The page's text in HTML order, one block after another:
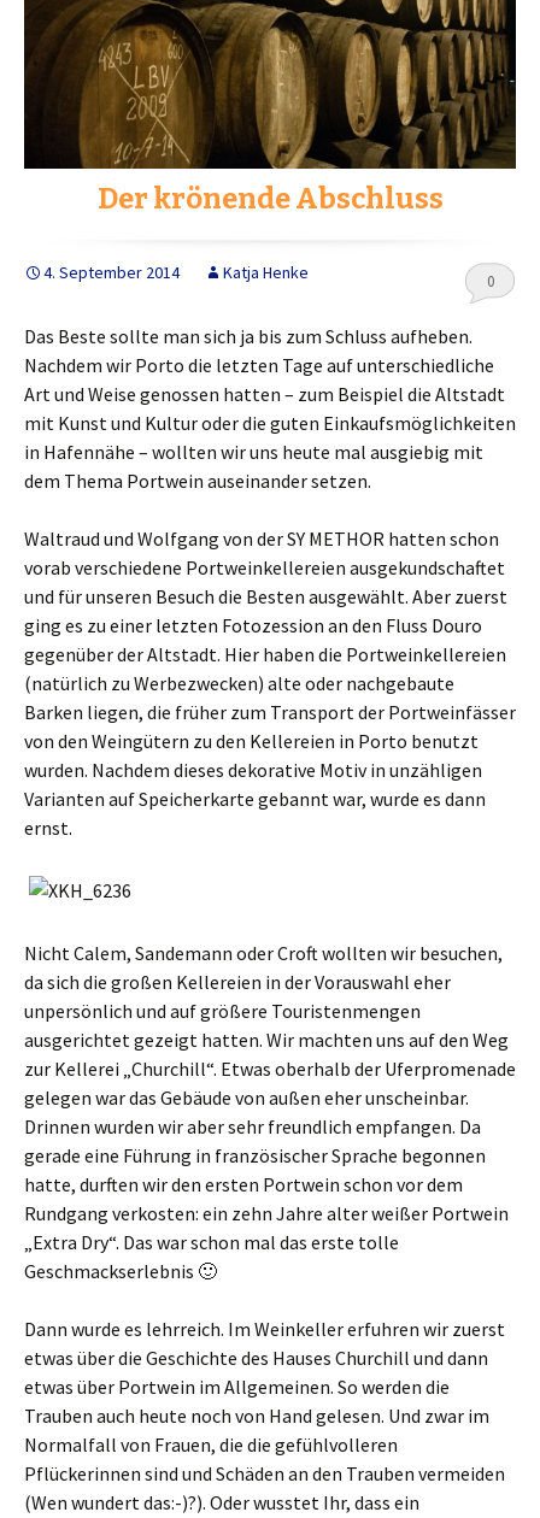
Der krönende Abschluss
4. September 2014 Katja Henke 0
Das Beste sollte man sich ja bis zum Schluss aufheben.
Nachdem wir Porto die letzten Tage auf unterschiedliche
Art und Weise genossen hatten – zum Beispiel die Altstadt
mit Kunst und Kultur oder die guten Einkaufsmöglichkeiten
in Hafennähe – wollten wir uns heute mal ausgiebig mit
dem Thema Portwein auseinander setzen.
Waltraud und Wolfgang von der SY METHOR hatten schon
vorab verschiedene Portweinkellereien ausgekundschaftet
und für unseren Besuch die Besten ausgewählt. Aber zuerst
ging es zu einer letzten Fotozession an den Fluss Douro
gegenüber der Altstadt. Hier haben die Portweinkellereien
(natürlich zu Werbezwecken) alte oder nachgebaute
Barken liegen, die früher zum Transport der Portweinfässer
von den Weingütern zu den Kellereien in Porto benutzt
wurden. Nachdem dieses dekorative Motiv in unzähligen
Varianten auf Speicherkarte gebannt war, wurde es dann
ernst.
Nicht Calem, Sandemann oder Croft wollten wir besuchen,
da sich die großen Kellereien in der Vorauswahl eher
unpersönlich und auf größere Touristenmengen
ausgerichtet gezeigt hatten. Wir machten uns auf den Weg
zur Kellerei „Churchill“. Etwas oberhalb der Uferpromenade
gelegen war das Gebäude von außen eher unscheinbar.
Drinnen wurden wir aber sehr freundlich empfangen. Da
gerade eine Führung in französischer Sprache begonnen
hatte, durften wir den ersten Portwein schon vor dem
Rundgang verkosten: ein zehn Jahre alter weißer Portwein
„Extra Dry“. Das war schon mal das erste tolle
Geschmackserlebnis 🙂
Dann wurde es lehrreich. Im Weinkeller erfuhren wir zuerst
etwas über die Geschichte des Hauses Churchill und dann
etwas über Portwein im Allgemeinen. So werden die
Trauben auch heute noch von Hand gelesen. Und zwar im
Normalfall von Frauen, die die gefühlvolleren
Pflückerinnen sind und Schäden an den Trauben vermeiden
(Wen wundert das:-)?). Oder wusstet Ihr, dass ein